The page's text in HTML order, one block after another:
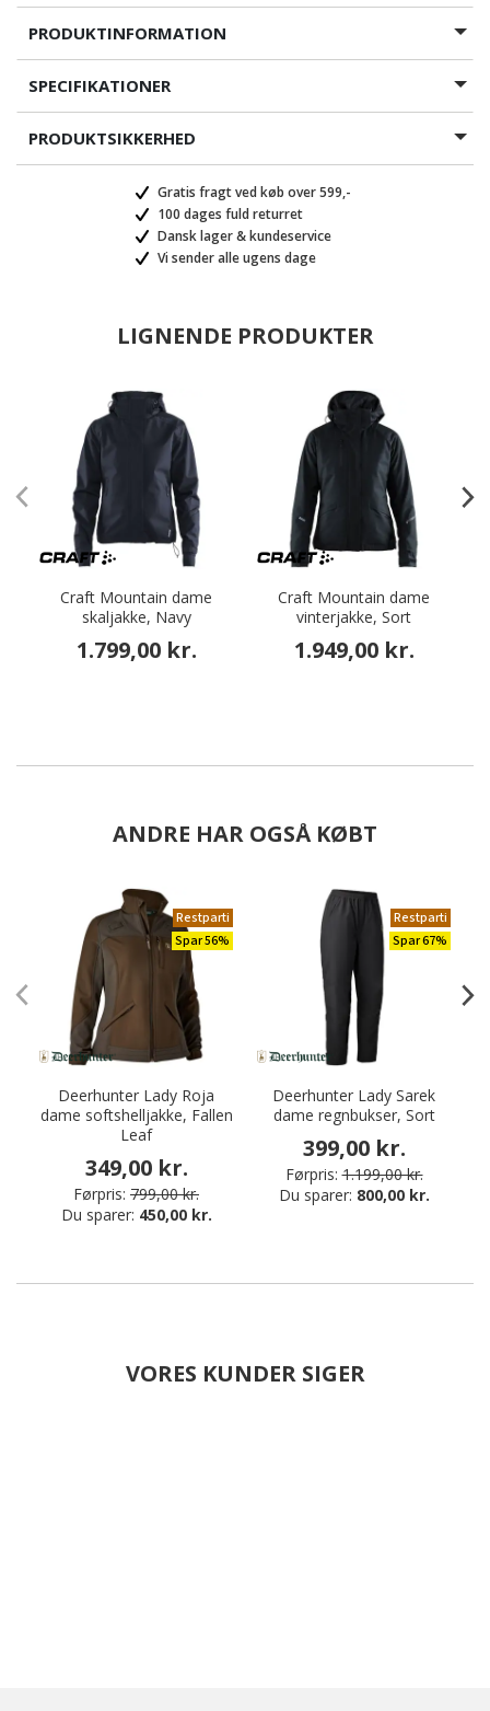
PRODUKTINFORMATION
SPECIFIKATIONER
PRODUKTSIKKERHED
Gratis fragt ved køb over 599,-
100 dages fuld returret
Dansk lager & kundeservice
Vi sender alle ugens dage
LIGNENDE PRODUKTER
Craft Mountain dame
skaljakke, Navy
1.799,00 kr.
Craft Mountain dame
vinterjakke, Sort
1.949,00 kr.
ANDRE HAR OGSÅ KØBT
Restparti
Spar 56%
Deerhunter Lady Roja
dame softshelljakke, Fallen
Leaf
349,00 kr.
Førpris: 799,00 kr.
Du sparer: 450,00 kr.
Restparti
Spar 67%
Deerhunter Lady Sarek
dame regnbukser, Sort
399,00 kr.
Førpris: 1.199,00 kr.
Du sparer: 800,00 kr.
VORES KUNDER SIGER